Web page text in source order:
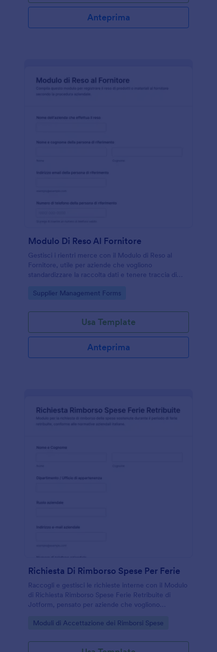
Anteprima
Modulo Di Reso Al Fornitore
Gestisci i rientri merce con il Modulo di Reso al
Fornitore, utile per aziende che vogliono
standardizzare la raccolta dati e tenere traccia di
conferma di ricezione.
Go to Category:
Supplier Management Forms
Usa Template
Anteprima
Richiesta Di Rimborso Spese Per Ferie
Raccogli e gestisci le richieste interne con il Modulo
di Richiesta Rimborso Spese Ferie Retribuite di
Jotform, pensato per aziende che vogliono
risposta del modulo.
Go to Category:
Moduli di Accettazione dei Rimborsi Spese